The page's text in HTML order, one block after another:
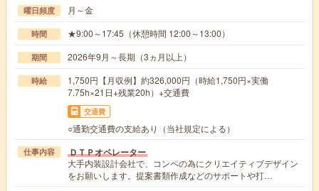
曜日頻度 月～金
時間 ★9:00～17:45（休憩時間 12:00～13:00）
期間 2026年9月～長期（3ヵ月以上）
時給
1,750円【月収例】約326,000円（時給1,750円×実働
7.75h×21日+残業20h）+交通費
交通費
○通勤交通費の支給あり（当社規定による）
仕事内容 ＤＴＰオペレーター
大手内装設計会社で、コンペの為にクリエイティブデザイン
をお願いします。提案書類作成などのサポートや打…